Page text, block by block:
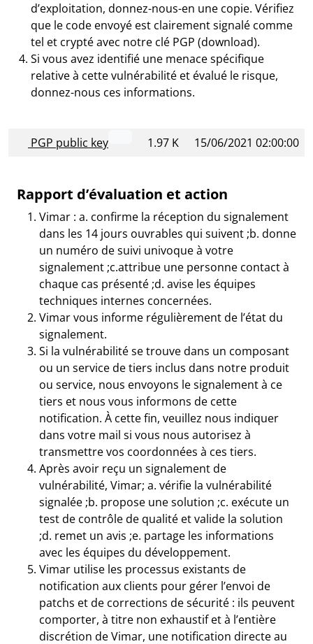
d’exploitation, donnez-nous-en une copie. Vérifiez
que le code envoyé est clairement signalé comme
tel et crypté avec notre clé PGP (download).
Si vous avez identifié une menace spécifique
relative à cette vulnérabilité et évalué le risque,
donnez-nous ces informations.
PGP public key 1.97 K 15/06/2021 02:00:00
Rapport d’évaluation et action
Vimar : a. confirme la réception du signalement
dans les 14 jours ouvrables qui suivent ;b. donne
un numéro de suivi univoque à votre
signalement ;c.attribue une personne contact à
chaque cas présenté ;d. avise les équipes
techniques internes concernées.
Vimar vous informe régulièrement de l’état du
signalement.
Si la vulnérabilité se trouve dans un composant
ou un service de tiers inclus dans notre produit
ou service, nous envoyons le signalement à ce
tiers et nous vous informons de cette
notification. À cette fin, veuillez nous indiquer
dans votre mail si vous nous autorisez à
transmettre vos coordonnées à ces tiers.
Après avoir reçu un signalement de
vulnérabilité, Vimar; a. vérifie la vulnérabilité
signalée ;b. propose une solution ;c. exécute un
test de contrôle de qualité et valide la solution
;d. remet un avis ;e. partage les informations
avec les équipes du développement.
Vimar utilise les processus existants de
notification aux clients pour gérer l’envoi de
patchs et de corrections de sécurité : ils peuvent
comporter, à titre non exhaustif et à l’entière
discrétion de Vimar, une notification directe au